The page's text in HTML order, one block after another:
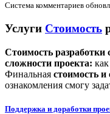
Система комментариев
Услуги Стоимость
Стоимость разработки
сложности проекта:
Финальная стоимость и
ознакомления смогу
Поддержка и доработки